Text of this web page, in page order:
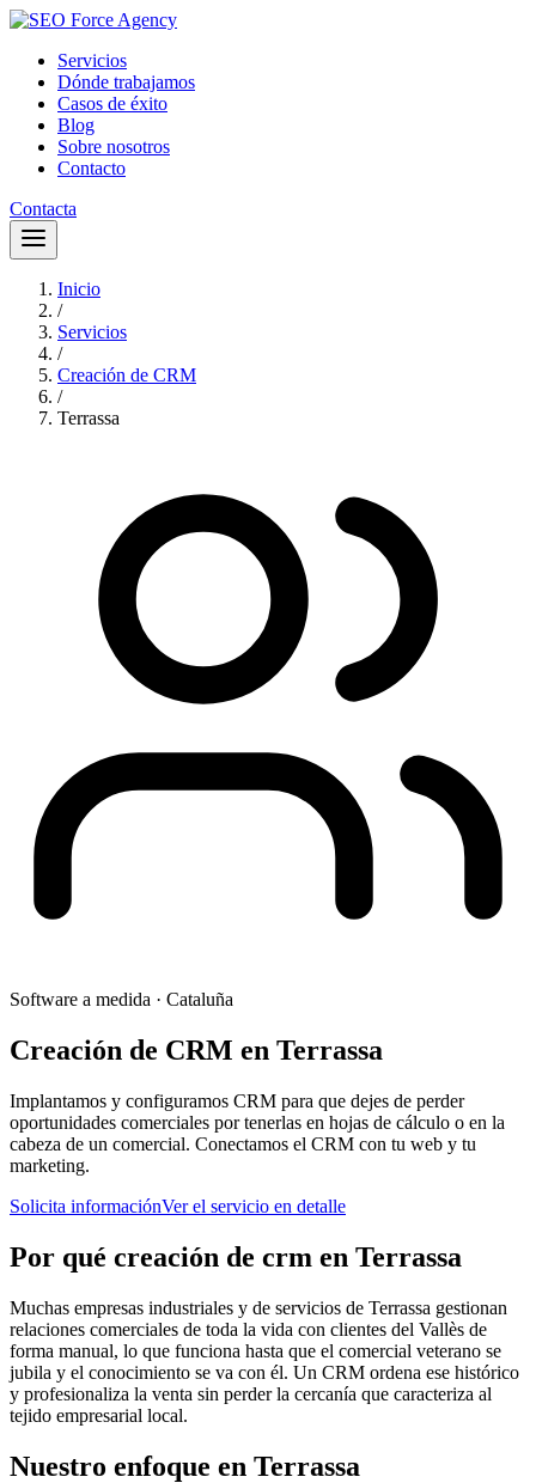
Servicios
Dónde trabajamos
Casos de éxito
Blog
Sobre nosotros
Contacto
Contacta
Inicio
/
Servicios
/
Creación de CRM
/
Terrassa
Software a medida · Cataluña
Creación de CRM en Terrassa
Implantamos y configuramos CRM para que dejes de perder
oportunidades comerciales por tenerlas en hojas de cálculo o en la
cabeza de un comercial. Conectamos el CRM con tu web y tu
marketing.
Solicita informaciónVer el servicio en detalle
Por qué creación de crm en Terrassa
Muchas empresas industriales y de servicios de Terrassa gestionan
relaciones comerciales de toda la vida con clientes del Vallès de
forma manual, lo que funciona hasta que el comercial veterano se
jubila y el conocimiento se va con él. Un CRM ordena ese histórico
y profesionaliza la venta sin perder la cercanía que caracteriza al
tejido empresarial local.
Nuestro enfoque en Terrassa